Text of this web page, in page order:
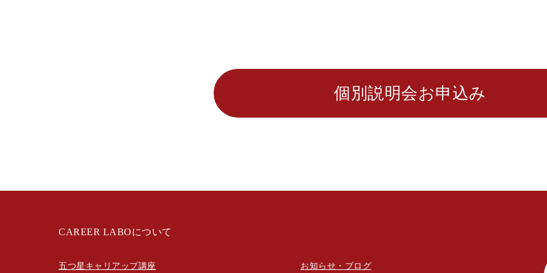
個別説明会お申込み
CAREER LABOについて
五つ星キャリアップ講座 お知らせ・ブログ